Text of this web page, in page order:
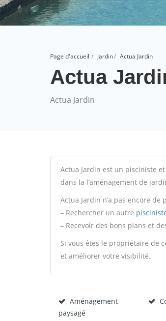
Page d'accueil Jardin Actua Jardin
Actua
Actua Jardin
Actua Jardin est un pisciniste
dans la l’aménagement de
Actua Jardin n’a pas encore de
– Rechercher un autre
– Recevoir des bons plans et
Si vous êtes le propriétaire de
et améliorer votre visibilité.
Aménagement
paysagé